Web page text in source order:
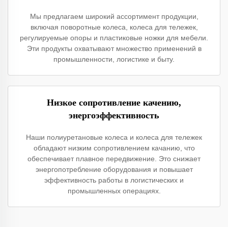
Мы предлагаем широкий ассортимент продукции,
включая поворотные колеса, колеса для тележек,
регулируемые опоры и пластиковые ножки для мебели.
Эти продукты охватывают множество применений в
промышленности, логистике и быту.
Низкое сопротивление качению,
энергоэффективность
Наши полиуретановые колеса и колеса для тележек
обладают низким сопротивлением качанию, что
обеспечивает плавное передвижение. Это снижает
энергопотребление оборудования и повышает
эффективность работы в логистических и
промышленных операциях.